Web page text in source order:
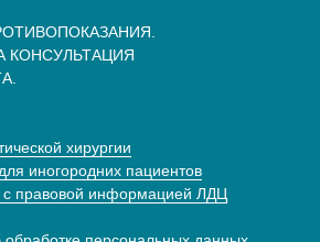
КОНСУЛЬТАЦИЯ
хирургии
иногородних пациентов
с правовой информацией ЛДЦ